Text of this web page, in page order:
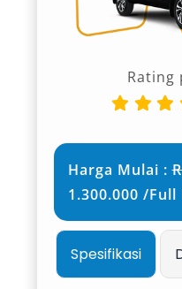
Rating
Harga Mulai :
1.300.000 /Full
Spesifikasi